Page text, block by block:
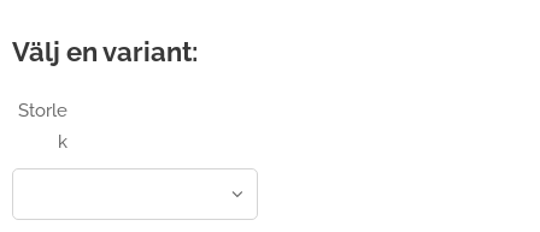
Välj en variant:
Storle
k